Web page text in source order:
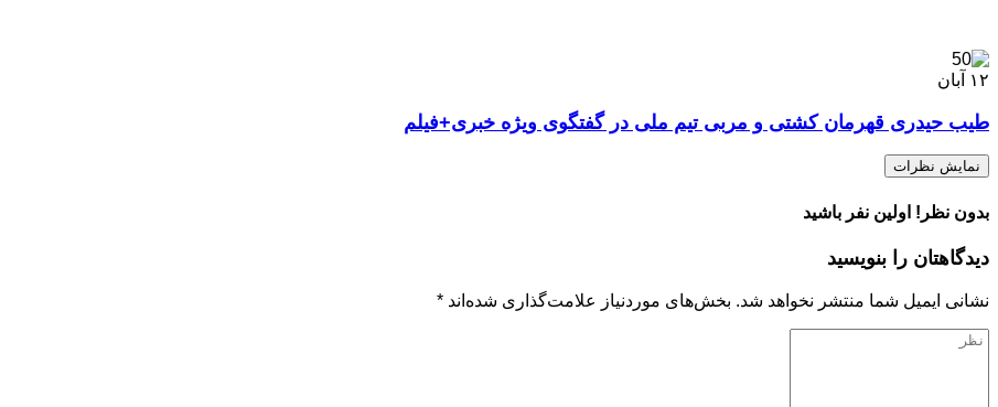
۱۲ آبان
طیب حیدری قهرمان کشتی و مربی تیم ملی در گفتگوی ویژه خبری+فیلم
نمایش نظرات
بدون نظر! اولین نفر باشید
دیدگاهتان را بنویسید
نشانی ایمیل شما منتشر نخواهد شد. بخش‌های موردنیاز علامت‌گذاری شده‌اند *